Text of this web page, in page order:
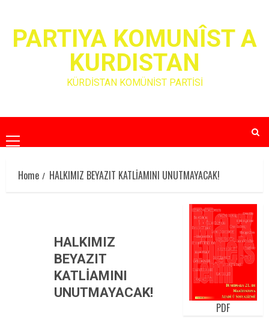
contentPARTIYA KOMUNÎST A
KURDISTAN
KÜRDİSTAN KOMÜNİST PARTİSİ
Primary
Menu
Home
HALKIMIZ BEYAZIT KATLİAMINI UNUTMAYACAK!
HALKIMIZ
BEYAZIT
KATLİAMINI
UNUTMAYACAK!
PDF